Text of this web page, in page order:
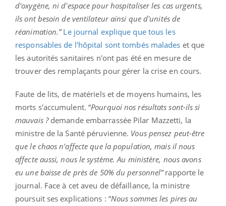
d'oxygène, ni d'espace pour hospitaliser les cas urgents,
ils ont besoin de ventilateur ainsi que d'unités de
réanimation.” Le journal explique que tous les
responsables de l'hôpital sont tombés malades et que
les autorités sanitaires n'ont pas été en mesure de
trouver des remplaçants pour gérer la crise en cours.
Faute de lits, de matériels et de moyens humains, les
morts s'accumulent. “Pourquoi nos résultats sont-ils si
mauvais ?demande embarrassée Pilar Mazzetti, la
ministre de la Santé péruvienne. Vous pensez peut-être
que le chaos n'affecte que la population, mais il nous
affecte aussi, nous le système. Au ministère, nous avons
eu une baisse de près de 50% du personnel”rapporte le
journal. Face à cet aveu de défaillance, la ministre
poursuit ses explications : “Nous sommes les pires au